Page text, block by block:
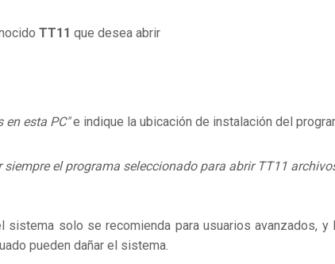
TT11 que desea abrir
en esta PC"e indique la ubicación de instalación del
siempre el programa seleccionado para abrir TT11
sistema solo se recomienda para usuarios avanzados, y
pueden dañar el sistema.